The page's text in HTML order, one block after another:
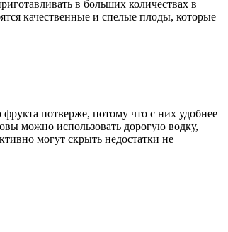
в больших количествах в
качественные и спелые плоды, которые
потверже, потому что с них удобнее
можно использовать дорогую водку,
могут скрыть недостатки не